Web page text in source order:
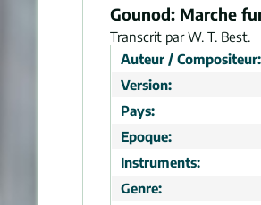
Gounod: Marche
Transcrit par W. T. Best.
Auteur / Compositeur:
Version:
Pays:
Epoque:
Instruments:
Genre: